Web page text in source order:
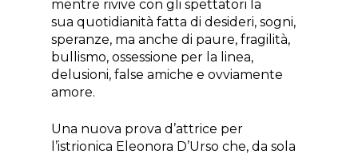
mentre rivive con gli spettatori la
sua quotidianità fatta di desideri, sogni,
speranze, ma anche di paure, fragilità,
bullismo, ossessione per la linea,
delusioni, false amiche e ovviamente
amore.
Una nuova prova d’attrice per
l’istrionica Eleonora D’Urso che, da sola